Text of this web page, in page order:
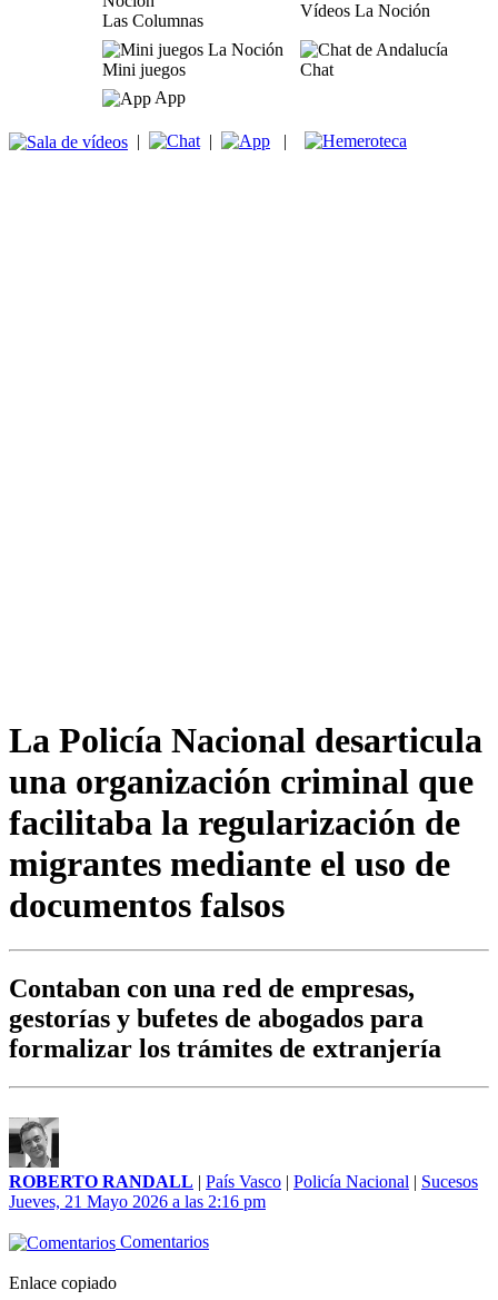
Las Columnas
Vídeos La Noción
Mini juegos
Chat
App
| | |
La Policía Nacional desarticula
una organización criminal que
facilitaba la regularización de
migrantes mediante el uso de
documentos falsos
Contaban con una red de empresas,
gestorías y bufetes de abogados para
formalizar los trámites de extranjería
ROBERTO RANDALL | País Vasco | Policía Nacional | Sucesos
Jueves, 21 Mayo 2026 a las 2:16 pm
Comentarios
Enlace copiado